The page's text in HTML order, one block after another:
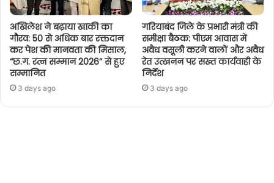
अखिलेश ने बढ़ाया खाकी का
गौरव: 50 से अधिक बार रक्तदान
कर पेश की मानवता की मिसाल,
“छ.ग. रत्न सम्मान 2026” से हुए
सम्मानित
3 days ago
गरियाबंद जिले के प्रभारी मंत्री की
समीक्षा बैठक: पीएम आवास में
अवैध वसूली करने वालों और अवैध
रेत उत्खनन पर सख्त कार्यवाही के
निर्देश
3 days ago